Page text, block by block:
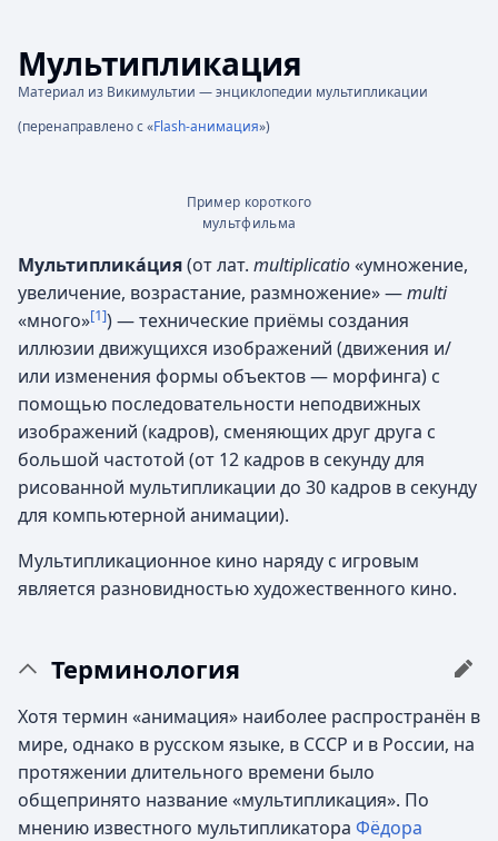
Мультипликация
Материал из Викимультии — энциклопедии мультипликации
(перенаправлено с «Flash-анимация»)
Пример короткого
мультфильма
Мультиплика́ция(от лат. multiplicatio«умножение,
увеличение, возрастание, размножение» —multi
«много»[1]) — технические приёмы создания
иллюзии движущихся изображений (движения и/
или изменения формы объектов — морфинга) с
помощью последовательности неподвижных
изображений (кадров), сменяющих друг друга с
большой частотой (от 12 кадров в секунду для
рисованной мультипликации до 30 кадров в секунду
для компьютерной анимации).
Мультипликационное кино наряду с игровым
является разновидностью художественного кино.
Терминология
Хотя термин «анимация» наиболее распространён в
мире, однако в русском языке, в СССР и в России, на
протяжении длительного времени было
общепринято название «мультипликация». По
мнению известного мультипликатора Фёдора